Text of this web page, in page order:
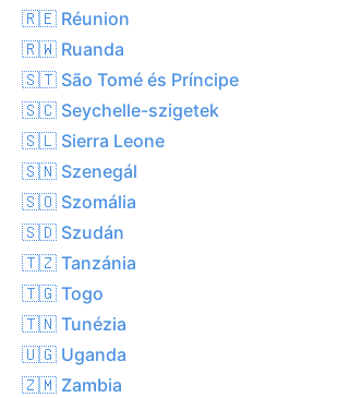
🇷🇪 Réunion
🇷🇼 Ruanda
🇸🇹 São Tomé és Príncipe
🇸🇨 Seychelle-szigetek
🇸🇱 Sierra Leone
🇸🇳 Szenegál
🇸🇴 Szomália
🇸🇩 Szudán
🇹🇿 Tanzánia
🇹🇬 Togo
🇹🇳 Tunézia
🇺🇬 Uganda
🇿🇲 Zambia